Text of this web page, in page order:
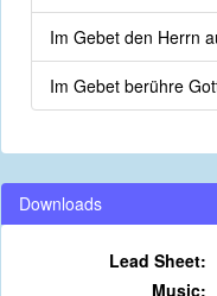
Im Gebet den Herrn
Im Gebet berühre
Downloads
Lead Sheet:
Music: